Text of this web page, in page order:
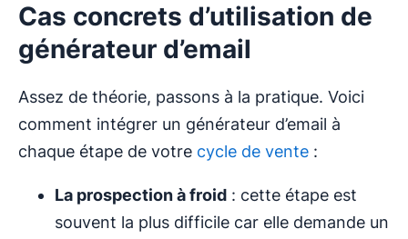
Cas concrets d’utilisation de
générateur d’email
Assez de théorie, passons à la pratique. Voici
comment intégrer un générateur d’email à
chaque étape de votre cycle de vente :
La prospection à froid : cette étape est
souvent la plus difficile car elle demande un